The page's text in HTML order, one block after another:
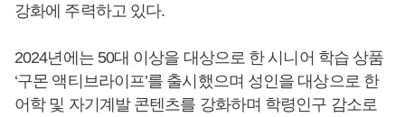
강화에 주력하고 있다.
2024년에는 50대 이상을 대상으로 한 시니어 학습 상품
‘구몬 액티브라이프’를 출시했으며 성인을 대상으로 한
어학 및 자기계발 콘텐츠를 강화하며 학령인구 감소로